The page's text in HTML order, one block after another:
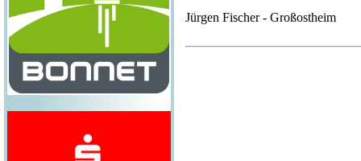
Jürgen Fischer - Großostheim